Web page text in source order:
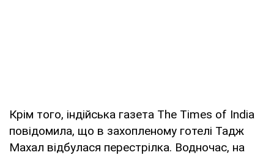
Крім того, індійська газета The Times of India
повідомила, що в захопленому готелі Тадж
Махал відбулася перестрілка. Водночас, на